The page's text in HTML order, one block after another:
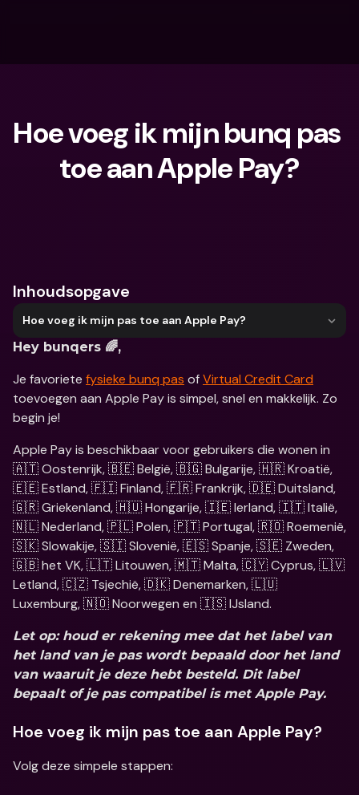
Hoe voeg ik mijn bunq pas
toe aan Apple Pay?
Inhoudsopgave
Hoe voeg ik mijn pas toe aan Apple Pay?
Hey bunqers 🌈,
Je favoriete fysieke bunq pas of Virtual Credit Card
toevoegen aan Apple Pay is simpel, snel en makkelijk. Zo
begin je!
Apple Pay is beschikbaar voor gebruikers die wonen in
🇦🇹 Oostenrijk, 🇧🇪 België, 🇧🇬 Bulgarije, 🇭🇷 Kroatië,
🇪🇪 Estland, 🇫🇮 Finland, 🇫🇷 Frankrijk, 🇩🇪 Duitsland,
🇬🇷 Griekenland, 🇭🇺 Hongarije, 🇮🇪 Ierland, 🇮🇹 Italië,
🇳🇱 Nederland, 🇵🇱 Polen, 🇵🇹 Portugal, 🇷🇴 Roemenië,
🇸🇰 Slowakije, 🇸🇮 Slovenië, 🇪🇸 Spanje, 🇸🇪 Zweden,
🇬🇧 het VK, 🇱🇹 Litouwen, 🇲🇹 Malta, 🇨🇾 Cyprus, 🇱🇻
Letland, 🇨🇿 Tsjechië, 🇩🇰 Denemarken, 🇱🇺
Luxemburg, 🇳🇴 Noorwegen en 🇮🇸 IJsland.
Let op: houd er rekening mee dat het label van
het land van je pas wordt bepaald door het land
van waaruit je deze hebt besteld. Dit label
bepaalt of je pas compatibel is met Apple Pay.
Hoe voeg ik mijn pas toe aan Apple Pay?
Volg deze simpele stappen: